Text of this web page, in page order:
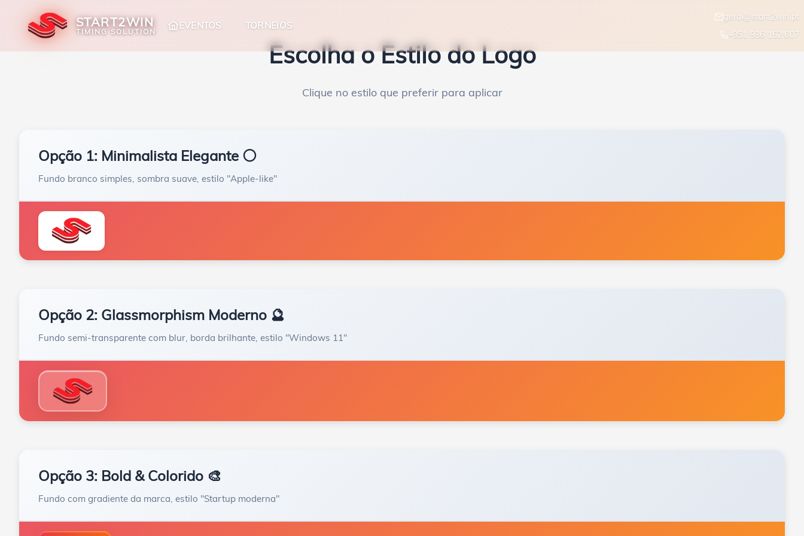
START2WIN
TIMING SOLUTION EVENTOS TORNEIOS
geral@start2win.pt
+351 936 162 607
Escolha o Estilo do Logo
Clique no estilo que preferir para aplicar
Opção 1: Minimalista Elegante ⚪
Fundo branco simples, sombra suave, estilo "Apple-like"
Opção 2: Glassmorphism Moderno 🔮
Fundo semi-transparente com blur, borda brilhante, estilo "Windows 11"
Opção 3: Bold & Colorido 🎨
Fundo com gradiente da marca, estilo "Startup moderna"